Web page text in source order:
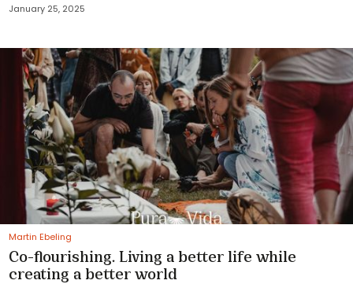
January 25, 2025
Martin Ebeling
Co-flourishing. Living a better life while
creating a better world